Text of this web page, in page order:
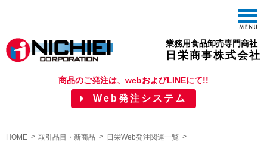
業務用食品卸売専門商社
日栄商事株式会社
商品のご発注は、webおよびLINEにて!!
Web発注システム
HOME 取引品目・新商品
日栄Web発注関連一覧